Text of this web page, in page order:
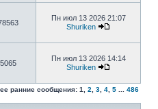
Пн июл 13 2026 21:07
Shuriken
5065
Пн июл 13 2026 14:14
Shuriken
ранние сообщения: 1 2 3 4 5 486